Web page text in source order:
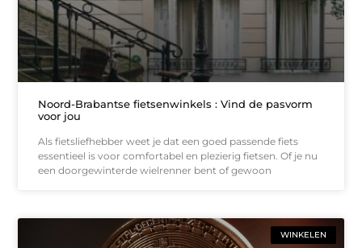
Noord-Brabantse fietsenwinkels : Vind de pasvorm
voor jou
Als fietsliefhebber weet je dat een goed passende fiets
essentieel is voor comfortabel en plezierig fietsen. Of je nu
een doorgewinterde wielrenner bent of gewoon
WINKELEN